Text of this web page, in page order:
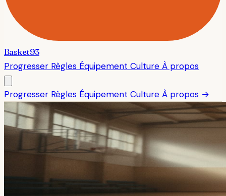
Basket93
Progresser Règles Équipement Culture À propos
Progresser Règles Équipement Culture À propos →